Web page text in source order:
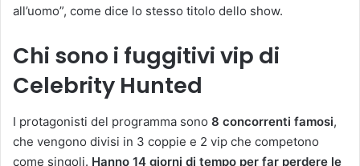
all’uomo”, come dice lo stesso titolo dello show.
Chi sono i fuggitivi vip di
Celebrity Hunted
I protagonisti del programma sono 8 concorrenti famosi,
che vengono divisi in 3 coppie e 2 vip che competono
come singoli. Hanno 14 giorni di tempo per far perdere le